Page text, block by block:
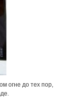
огне до тех пор,